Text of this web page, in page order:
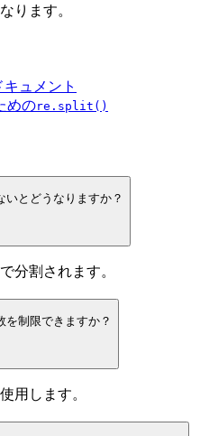
ります。
ュメント
めのre.split()
いとどうなりますか？
分割されます。
を制限できますか？
用します。